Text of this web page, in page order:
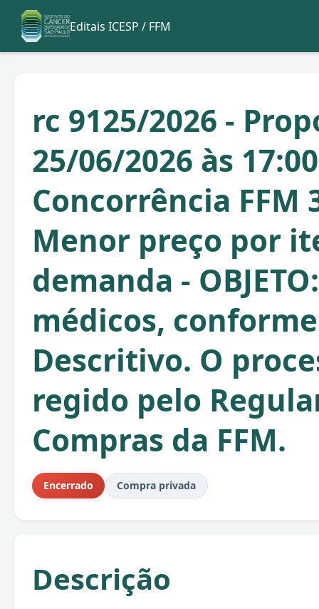
Editais ICESP / FFM
rc 9125/2026 -
25/06/2026 às
Concorrência FFM
Menor preço por
demanda -
médicos,
Descritivo. O
regido pelo
Compras da FFM.
Encerrado Compra privada
Descrição